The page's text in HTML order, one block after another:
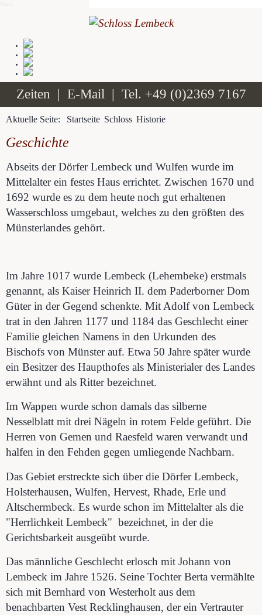
Zeiten | E-Mail | Tel. +49 (0)2369 7167
Aktuelle Seite: Startseite Schloss Historie
Geschichte
Abseits der Dörfer Lembeck und Wulfen wurde im
Mittelalter ein festes Haus errichtet. Zwischen 1670 und
1692 wurde es zu dem heute noch gut erhaltenen
Wasserschloss umgebaut, welches zu den größten des
Münsterlandes gehört.
Im Jahre 1017 wurde Lembeck (Lehembeke) erstmals
genannt, als Kaiser Heinrich II. dem Paderborner Dom
Güter in der Gegend schenkte. Mit Adolf von Lembeck
trat in den Jahren 1177 und 1184 das Geschlecht einer
Familie gleichen Namens in den Urkunden des
Bischofs von Münster auf. Etwa 50 Jahre später wurde
ein Besitzer des Haupthofes als Ministerialer des Landes
erwähnt und als Ritter bezeichnet.
Im Wappen wurde schon damals das silberne
Nesselblatt mit drei Nägeln in rotem Felde geführt. Die
Herren von Gemen und Raesfeld waren verwandt und
halfen in den Fehden gegen umliegende Nachbarn.
Das Gebiet erstreckte sich über die Dörfer Lembeck,
Holsterhausen, Wulfen, Hervest, Rhade, Erle und
Altschermbeck. Es wurde schon im Mittelalter als die
"Herrlichkeit Lembeck" bezeichnet, in der die
Gerichtsbarkeit ausgeübt wurde.
Das männliche Geschlecht erlosch mit Johann von
Lembeck im Jahre 1526. Seine Tochter Berta vermählte
sich mit Bernhard von Westerholt aus dem
benachbarten Vest Recklinghausen, der ein Vertrauter